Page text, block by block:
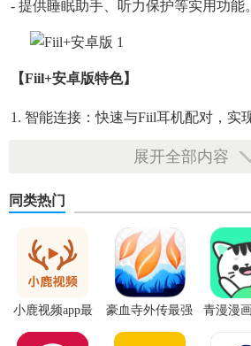
- 提供睡眠助手、听力保护等实用功能。
【fiil+安卓版特色】
1. 智能连接：快速与Fiil耳机配对，实
2. 个性化音效：提供多种预设音效，
3. 音乐推荐：基于用户喜好，智能推
4. 健康管理：监测耳机使用时长，提
【fiil+安卓版亮点】
展开全部内容
同类热门
小鹿视频app最
新版
豪血寺外传最强
传说无限血版
青漫漫